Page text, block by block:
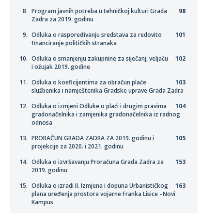
98
Program javnih potreba u tehničkoj kulturi Grada
Zadra za 2019. godinu
101
Odluka o raspoređivanju sredstava za redovito
financiranje političkih stranaka
102
Odluka o smanjenju zakupnine za siječanj, veljaču
i ožujak 2019. godine
103
Odluka o koeficijentima za obračun plaće
službenika i namještenika Gradske uprave Grada Zadra
104
Odluka o izmjeni Odluke o plaći i drugim pravima
gradonačelnika i zamjenika gradonačelnika iz radnog
odnosa
105
PRORAČUN GRADA ZADRA ZA 2019. godinu i
projekcije za 2020. i 2021. godinu
153
Odluka o izvršavanju Proračuna Grada Zadra za
2019. godinu
163
Odluka o izradi II. Izmjena i dopuna Urbanističkog
plana uređenja prostora vojarne Franka Lisice –Novi
Kampus